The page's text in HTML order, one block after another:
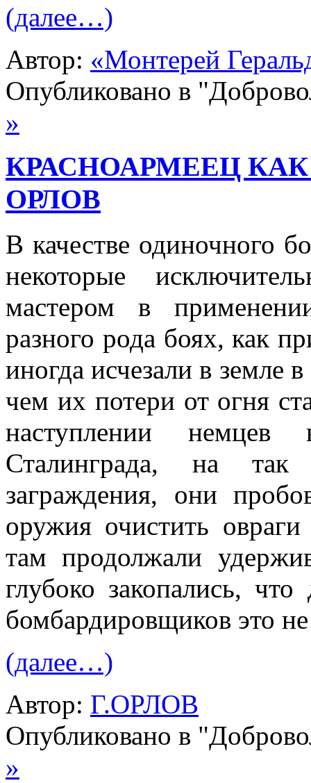
(далее…)
Автор: «Монтерей
Опубликовано в
»
КРАСНОАРМЕЕЦ КАК
ОРЛОВ
В качестве одиночного
некоторые
мастером в
разного рода боях, как
иногда исчезали в земле
чем их потери от огня
наступлении немцев
Сталинграда, на
заграждения, они
оружия очистить
там продолжали
глубоко закопались,
бомбардировщиков это не
(далее…)
Автор: Г.ОРЛОВ
Опубликовано в
»